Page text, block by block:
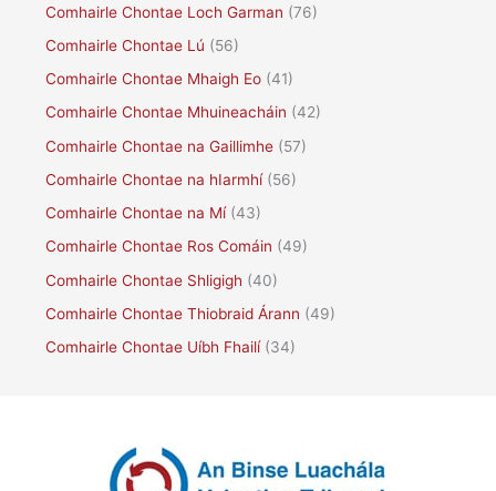
Comhairle Chontae Loch Garman (76)
Comhairle Chontae Lú (56)
Comhairle Chontae Mhaigh Eo (41)
Comhairle Chontae Mhuineacháin (42)
Comhairle Chontae na Gaillimhe (57)
Comhairle Chontae na hIarmhí(56)
Comhairle Chontae na Mí(43)
Comhairle Chontae Ros Comáin (49)
Comhairle Chontae Shligigh (40)
Comhairle Chontae Thiobraid Árann (49)
Comhairle Chontae Uíbh Fhailí(34)